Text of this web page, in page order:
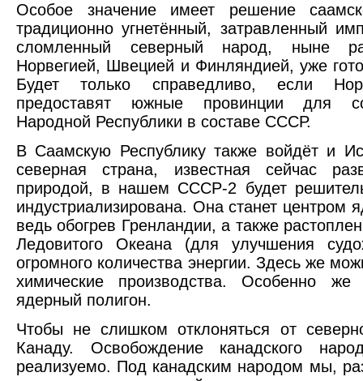
Особое значение имеет решение
традиционно угнетённый, затравленный
сломленный северный народ, ныне
Норвегией, Швецией и Финляндией, уже
Будет только справедливо, если
предоставят южные провинции для
Народной Республики в составе СССР.
В Саамскую Республику также войдёт и
северная страна, известная сейчас
природой, в нашем СССР-2 будет
индустриализирована. Она станет центром
ведь обогрев Гренландии, а также
Ледовитого Океана (для улучшения
огромного количества энергии. Здесь же
химические производства. Особенно же
ядерный полигон.
Чтобы не слишком отклоняться от
Канаду. Освобождение канадского
реализуемо. Под канадским народом мы,